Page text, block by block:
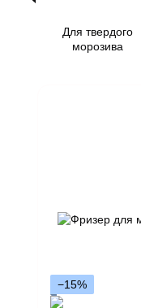
Для твердого
морозива
−15%